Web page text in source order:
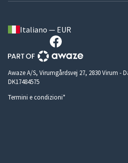
Italiano — EUR
Awaze A/S, Virumgårdsvej 27, 2830 Virum -
DK17484575
Termini e condizioni*